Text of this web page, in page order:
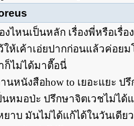
งไหนเป็นหลัก เรื่องพี่หรือเรื่
ให้เค้าเอ่ยปากก่อนแล้วค่อย
ก็ไม่ได้มาตื๊อนี่
านหนังสือhow to เยอะแยะ
นหมอป่ะ ปรึกษาจิตเวชไม่ได้
ยาบ มันไม่ได้แก้ได้ในวันเดี